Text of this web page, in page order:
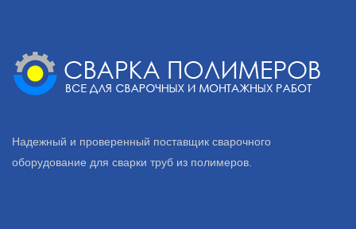
Надежный и проверенный поставщик сварочного
оборудование для сварки труб из полимеров.